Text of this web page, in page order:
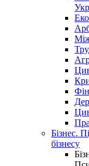
Бізнес.
бізнесу